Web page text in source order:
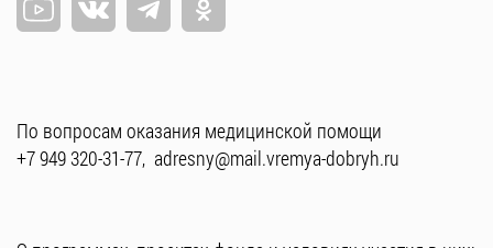
По вопросам оказания медицинской помощи
+7 949 320-31-77, adresny@mail.vremya-dobryh.ru